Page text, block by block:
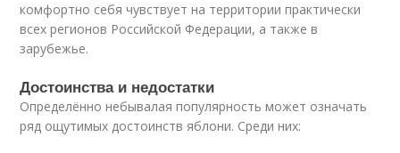
комфортно себя чувствует на территории практически
всех регионов Российской Федерации, а также в
зарубежье.
Достоинства и недостатки
Определённо небывалая популярность может означать
ряд ощутимых достоинств яблони. Среди них: